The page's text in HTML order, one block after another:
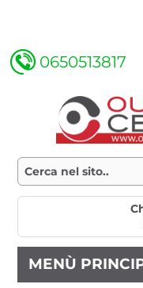
0650513817
MENÙ